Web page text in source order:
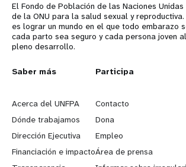
El Fondo de Población de las Naciones
de la ONU para la salud sexual y reproductiva.
es lograr un mundo en el que todo embarazo
cada parto sea seguro y cada persona joven
pleno desarrollo.
L
e
a
r
Saber más
Acerca del UNFPA
Dónde trabajamos
Dirección Ejecutiva
Financiación e impacto
G
o
b
e
Participa
Contacto
Dona
Empleo
Área de prensa